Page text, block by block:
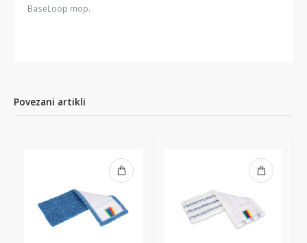
BaseLoop mop.
Povezani artikli